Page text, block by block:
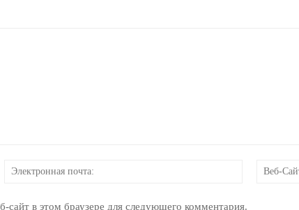
Электронная
сайт в этом браузере для следующего комментария.